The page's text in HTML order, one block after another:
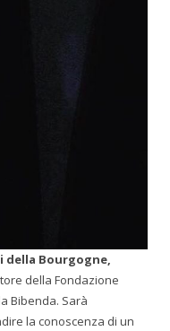
della Bourgogne,
della Fondazione
Bibenda. Sarà
la conoscenza di un